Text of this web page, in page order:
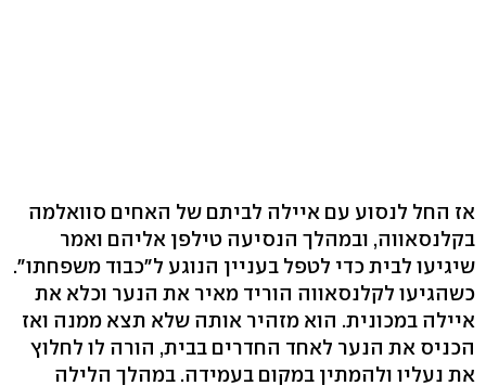
אז החל לנסוע עם איילה לביתם של האחים סוואלמה
בקלנסאווה, ובמהלך הנסיעה טילפן אליהם ואמר
שיגיעו לבית כדי לטפל בעניין הנוגע ל"כבוד משפחתו".
כשהגיעו לקלנסאווה הוריד מאיר את הנער וכלא את
איילה במכונית. הוא מזהיר אותה שלא תצא ממנה ואז
הכניס את הנער לאחד החדרים בבית, הורה לו לחלוץ
את נעליו ולהמתין במקום בעמידה. במהלך הלילה